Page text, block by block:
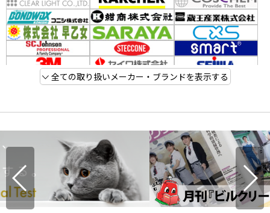
全ての取り扱いメーカー・ブランドを表示する